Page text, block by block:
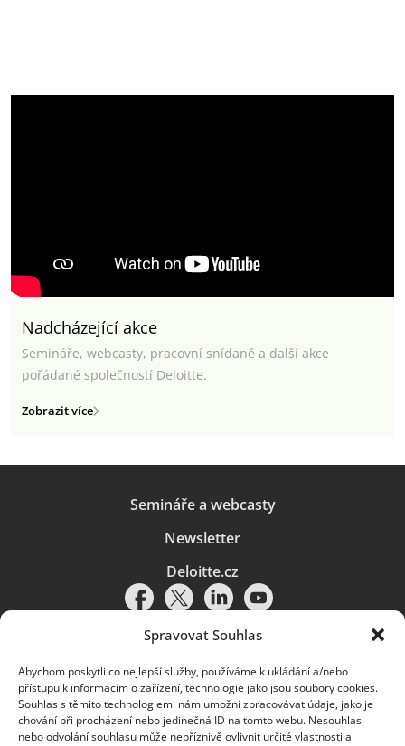
Spravovat Souhlas
Abychom poskytli co nejlepší služby, používáme k ukládání a/nebo
přístupu k informacím o zařízení, technologie jako jsou soubory cookies.
Souhlas s těmito technologiemi nám umožní zpracovávat údaje, jako je
chování při procházení nebo jedinečná ID na tomto webu. Nesouhlas
nebo odvolání souhlasu může nepříznivě ovlivnit určité vlastnosti a
Nadcházející akce
Semináře, webcasty, pracovní snídaně a další akce
pořádané společností Deloitte.
Zobrazit více
Semináře a webcasty
Newsletter
Deloitte.cz
Pravidla používání|Ochrana osobních údajů|Soubory cookies |
Deloitte.cz
© 2026. Více informací najdete vPravidlech používání.